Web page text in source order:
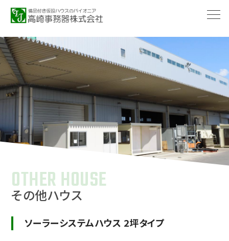
OTHER HOUSE
その他ハウス
ソーラーシステムハウス 2坪タイプ